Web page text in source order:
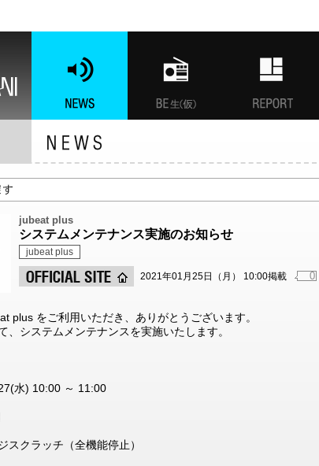
jubeat plus
システムメンテナンス実施のお知らせ
jubeat plus
2021年01月25日（月） 10:00掲載 0
plus をご利用いただき、ありがとうございます。
、システムメンテナンスを実施いたします。
水) 10:00 ～ 11:00
スクラッチ（全機能停止）